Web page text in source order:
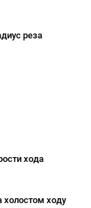
реза
хода
холостом ходу